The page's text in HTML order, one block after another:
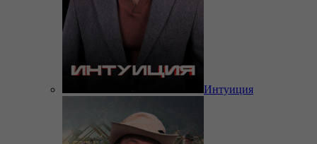
Интуиция